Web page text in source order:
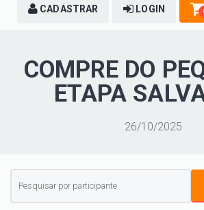
CADASTRAR LOGIN
COMPRE DO
ETAPA
26/10/2025